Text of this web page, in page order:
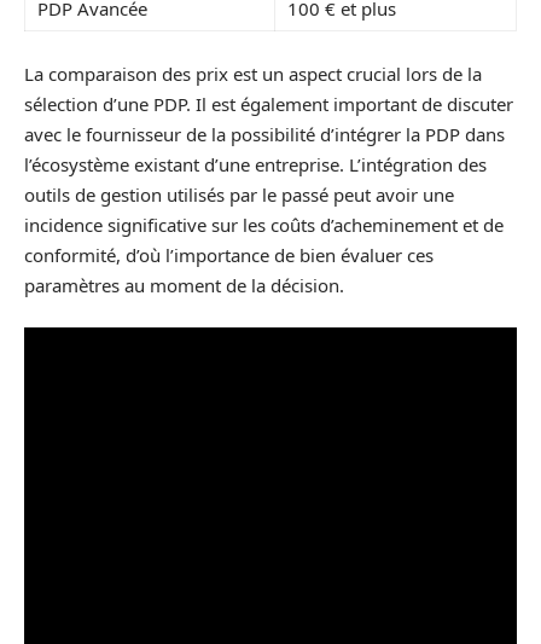
PDP Avancée 100 € et plus
La comparaison des prix est un aspect crucial lors de la
sélection d’une PDP. Il est également important de discuter
avec le fournisseur de la possibilité d’intégrer la PDP dans
l’écosystème existant d’une entreprise. L’intégration des
outils de gestion utilisés par le passé peut avoir une
incidence significative sur les coûts d’acheminement et de
conformité, d’où l’importance de bien évaluer ces
paramètres au moment de la décision.